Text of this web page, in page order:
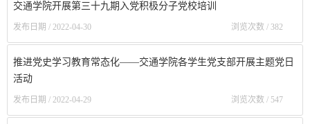
交通学院开展第三十九期入党积极分子党校培训
发布日期 / 2022-04-30 浏览次数 / 382
推进党史学习教育常态化——交通学院各学生党支部开展主题党日
活动
发布日期 / 2022-04-29 浏览次数 / 547